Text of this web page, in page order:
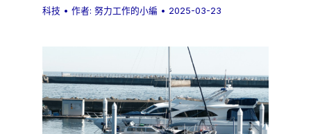
科技 • 作者:努力工作的小編 • 2025-03-23